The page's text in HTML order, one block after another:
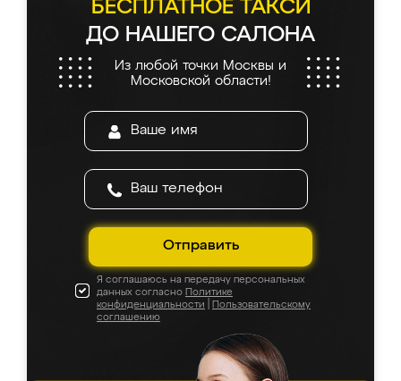
БЕСПЛАТНОЕ ТАКСИ
ДО НАШЕГО САЛОНА
Из любой точки Москвы и
Московской области!
Отправить
Я соглашаюсь на передачу персональных
данных согласно Политике
конфиденциальности
Пользовательскому
соглашению